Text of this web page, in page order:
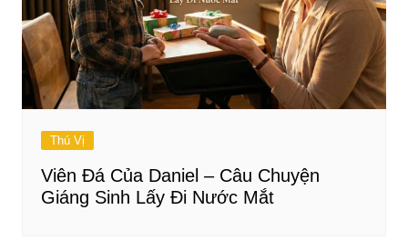
Thú Vị
Viên Đá Của Daniel – Câu Chuyện
Giáng Sinh Lấy Đi Nước Mắt